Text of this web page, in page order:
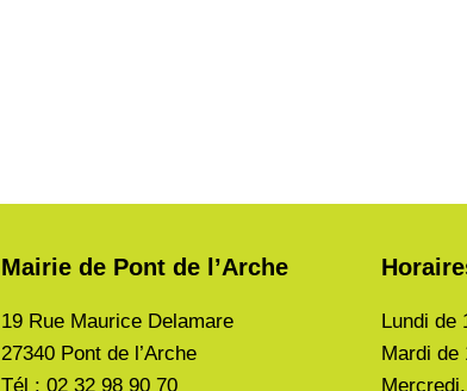
Mairie de Pont de l’Arche
19 Rue Maurice Delamare
27340 Pont de l’Arche
Tél : 02 32 98 90 70
Lundi de
Mardi de